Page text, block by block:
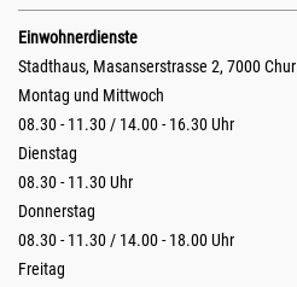
Einwohnerdienste
Stadthaus, Masanserstrasse 2, 7000 Chur
Montag und Mittwoch
08.30 - 11.30 / 14.00 - 16.30 Uhr
Dienstag
08.30 - 11.30 Uhr
Donnerstag
08.30 - 11.30 / 14.00 - 18.00 Uhr
Freitag